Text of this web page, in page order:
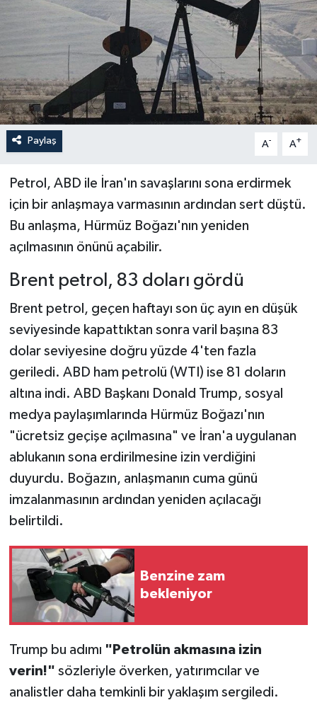
Paylaş A- A+
Petrol, ABD ile İran'ın savaşlarını sona erdirmek
için bir anlaşmaya varmasının ardından sert düştü.
Bu anlaşma, Hürmüz Boğazı'nın yeniden
açılmasının önünü açabilir.
Brent petrol, 83 doları gördü
Brent petrol, geçen haftayı son üç ayın en düşük
seviyesinde kapattıktan sonra varil başına 83
dolar seviyesine doğru yüzde 4'ten fazla
geriledi. ABD ham petrolü (WTI) ise 81 doların
altına indi. ABD Başkanı Donald Trump, sosyal
medya paylaşımlarında Hürmüz Boğazı'nın
"ücretsiz geçişe açılmasına" ve İran'a uygulanan
ablukanın sona erdirilmesine izin verdiğini
duyurdu. Boğazın, anlaşmanın cuma günü
imzalanmasının ardından yeniden açılacağı
belirtildi.
Benzine zam
bekleniyor
Trump bu adımı "Petrolün akmasına izin
verin!" sözleriyle överken, yatırımcılar ve
analistler daha temkinli bir yaklaşım sergiledi.